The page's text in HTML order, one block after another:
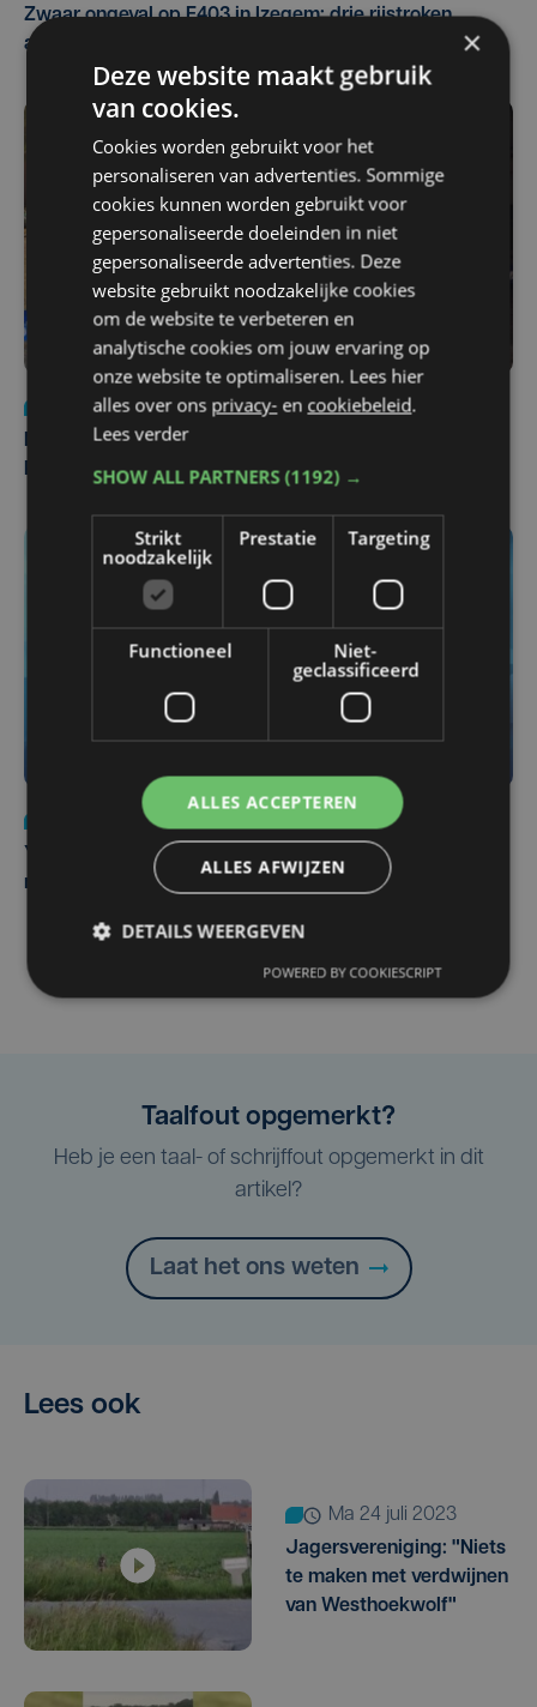
Zwaar ongeval op E403 in Izegem: drie rijstroken
afgesloten
Nieuws
di 4 augustus | 09:32
Man en vrouw dood aangetroffen in woning in Sint-
Pieters Brugge
do 6 augustus | 21:30
Yaro (19), slachtoffer van vechtpartij, is na
maandenlange coma overleden
Taalfout opgemerkt?
Heb je een taal- of schrijffout opgemerkt in dit
artikel?
Laat het ons weten
Lees ook
ma 24 juli 2023
Jagersvereniging: "Niets
te maken met verdwijnen
van Westhoekwolf"
×
Deze website maakt gebruik
van cookies.
Cookies worden gebruikt voor het
personaliseren van advertenties. Sommige
cookies kunnen worden gebruikt voor
gepersonaliseerde doeleinden in niet
gepersonaliseerde advertenties. Deze
website gebruikt noodzakelijke cookies
om de website te verbeteren en
analytische cookies om jouw ervaring op
onze website te optimaliseren. Lees hier
alles over ons privacy- en cookiebeleid.
Lees verder
SHOW ALL PARTNERS(1192) →
Strikt
noodzakelijk
Prestatie Targeting
Functioneel
Niet-
geclassificeerd
ALLES ACCEPTEREN
ALLES AFWIJZEN
DETAILS WEERGEVEN
POWERED BY COOKIESCRIPT